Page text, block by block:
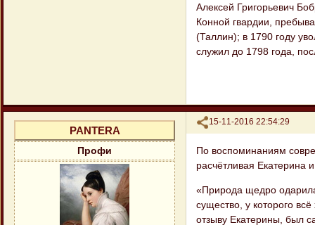
Алексей Григорьевич
Конной гвардии,
(Таллин); в 1790 году
служил до 1798 года,
Поделиться
15-11-2016 22:54:29
PANTERA
Профи
По воспоминаниям
расчётливая Екатерина
«Природа щедро
существо, у которого
отзыву Екатерины, был